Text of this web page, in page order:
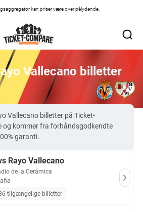
kan priser være over pålydende.
Vallecano billetter
Vallecano billetter på Ticket-
og kommer fra forhåndsgodkendte
garanti.
Rayo Vallecano
de la Cerámica
tilgængelige billetter